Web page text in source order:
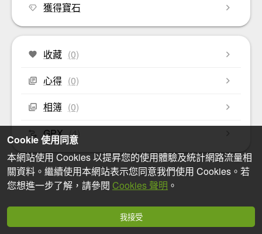
獲得寶石
收藏 (0)
心得 (0)
相簿 (0)
GPX (4)
Cookie 使用同意
本網站使用 Cookies 以提昇您的使用體驗及統計網路流量相
關資料。繼續使用本網站表示您同意我們使用 Cookies。若
您想進一步了解，請參閱 Cookies 聲明 。
我接受